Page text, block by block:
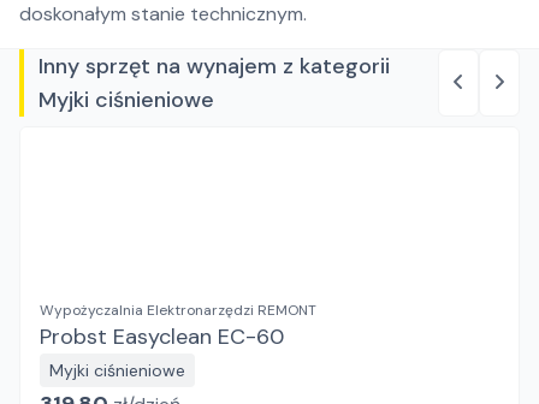
doskonałym stanie technicznym.
Inny sprzęt na wynajem z kategorii
Myjki ciśnieniowe
Wypożyczalnia Elektronarzędzi REMONT
Probst Easyclean EC-60
Myjki ciśnieniowe